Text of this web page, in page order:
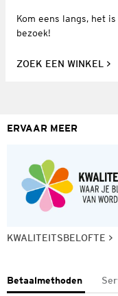
Kom eens langs, het
bezoek!
ZOEK EEN WINKEL
ERVAAR MEER
KWALITEITSBELOFTE
Betaalmethoden